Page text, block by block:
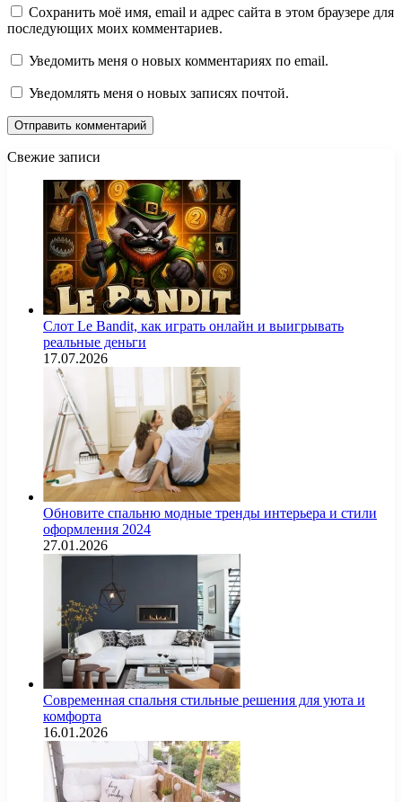
Сохранить моё имя, email и адрес сайта в этом браузере для
последующих моих комментариев.
Уведомить меня о новых комментариях по email.
Уведомлять меня о новых записях почтой.
Свежие записи
Слот Le Bandit, как играть онлайн и выигрывать
реальные деньги
17.07.2026
Обновите спальню модные тренды интерьера и стили
оформления 2024
27.01.2026
Современная спальня стильные решения для уюта и
комфорта
16.01.2026